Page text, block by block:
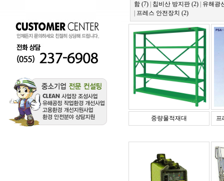
함 (7)| 칩비산 방지판 (2)|
유해광
프레스 안전장치 (2)
중량물적재대 프